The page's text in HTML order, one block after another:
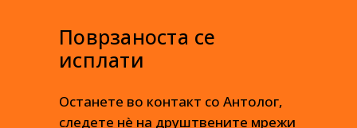
Поврзаноста се
исплати
Останете во контакт со Антолог,
следете нè на друштвените мрежи